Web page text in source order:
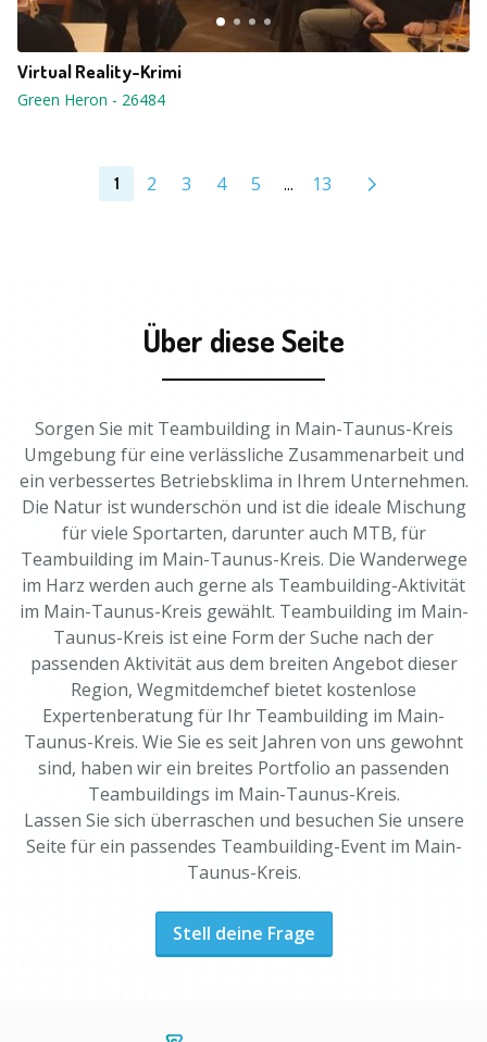
Virtual Reality-Krimi
Green Heron - 26484
1 2 3 4 5 ... 13
Über diese Seite
Sorgen Sie mit Teambuilding in Main-Taunus-Kreis
Umgebung für eine verlässliche Zusammenarbeit und
ein verbessertes Betriebsklima in Ihrem Unternehmen.
Die Natur ist wunderschön und ist die ideale Mischung
für viele Sportarten, darunter auch MTB, für
Teambuilding im Main-Taunus-Kreis. Die Wanderwege
im Harz werden auch gerne als Teambuilding-Aktivität
im Main-Taunus-Kreis gewählt. Teambuilding im Main-
Taunus-Kreis ist eine Form der Suche nach der
passenden Aktivität aus dem breiten Angebot dieser
Region, Wegmitdemchef bietet kostenlose
Expertenberatung für Ihr Teambuilding im Main-
Taunus-Kreis. Wie Sie es seit Jahren von uns gewohnt
sind, haben wir ein breites Portfolio an passenden
Teambuildings im Main-Taunus-Kreis.
Lassen Sie sich überraschen und besuchen Sie unsere
Seite für ein passendes Teambuilding-Event im Main-
Taunus-Kreis.
Stell deine Frage